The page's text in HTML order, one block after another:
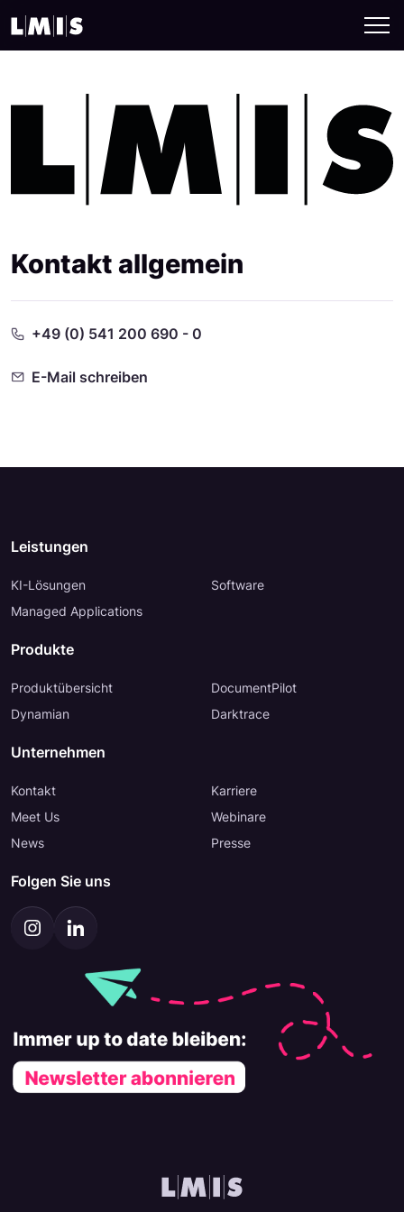
Kontakt allgemein
+49 (0) 541 200 690 - 0
E-Mail schreiben
Leistungen
KI-Lösungen
Software
Managed Applications
Produkte
Produktübersicht
DocumentPilot
Dynamian
Darktrace
Unternehmen
Kontakt
Karriere
Meet Us
Webinare
News
Presse
Folgen Sie uns